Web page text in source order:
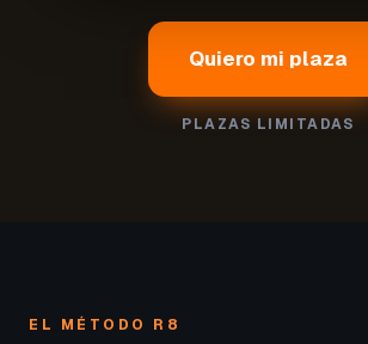
Quiero mi plaza
PLAZAS LIMITADAS
EL MÉTODO R8